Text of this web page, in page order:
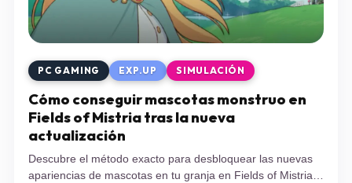
PC GAMING EXP.UP SIMULACIÓN
Cómo conseguir mascotas monstruo en
Fields of Mistria tras la nueva
actualización
Descubre el método exacto para desbloquear las nuevas
apariencias de mascotas en tu granja en Fields of Mistria.